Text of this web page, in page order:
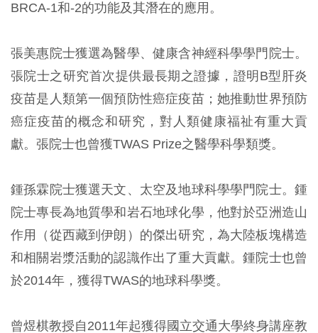
BRCA-1和-2的功能及其潛在的應用。
張美惠院士獲選為醫學、健康含神經科學學門院士。
張院士之研究首次提供最長期之證據，證明B型肝炎
疫苗是人類第一個預防性癌症疫苗；她推動世界預防
癌症疫苗的概念和研究，對人類健康福祉有重大貢
獻。張院士也曾獲TWAS Prize之醫學科學類獎。
鍾孫霖院士獲選天文、太空及地球科學學門院士。鍾
院士專長為地質學和岩石地球化學，他對於亞洲造山
作用（從西藏到伊朗）的傑出研究，為大陸板塊構造
和相關岩漿活動的認識作出了重大貢獻。鍾院士也曾
於2014年，獲得TWAS的地球科學獎。
曾煜棋教授自2011年起獲得國立交通大學終身講座教